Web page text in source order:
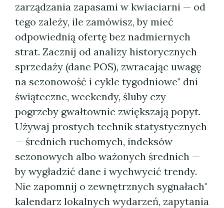
zarządzania zapasami w kwiaciarni — od
tego zależy, ile zamówisz, by mieć
odpowiednią ofertę bez nadmiernych
strat. Zacznij od analizy historycznych
sprzedaży (dane POS), zwracając uwagę
na sezonowość i cykle tygodniowe" dni
świąteczne, weekendy, śluby czy
pogrzeby gwałtownie zwiększają popyt.
Używaj prostych technik statystycznych
— średnich ruchomych, indeksów
sezonowych albo ważonych średnich —
by wygładzić dane i wychwycić trendy.
Nie zapomnij o zewnętrznych sygnałach"
kalendarz lokalnych wydarzeń, zapytania